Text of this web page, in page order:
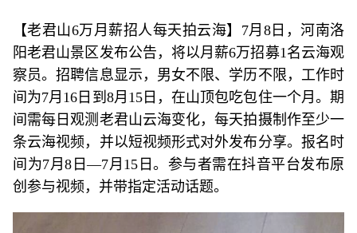
【老君山6万月薪招人每天拍云海】7月8日，河南洛
阳老君山景区发布公告，将以月薪6万招募1名云海观
察员。招聘信息显示，男女不限、学历不限，工作时
间为7月16日到8月15日，在山顶包吃包住一个月。期
间需每日观测老君山云海变化，每天拍摄制作至少一
条云海视频，并以短视频形式对外发布分享。报名时
间为7月8日—7月15日。参与者需在抖音平台发布原
创参与视频，并带指定活动话题。